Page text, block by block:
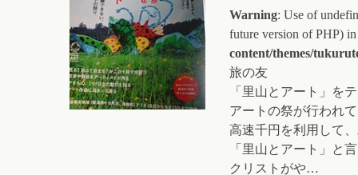
Warning: Use of
future version of PHP) in
content/themes/
旅の友
「里山とアート」を
アートの祭が行われて
高速千円を利用して
「里山とアート」と
クリストがや…